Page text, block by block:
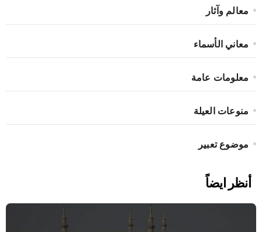
معالم وآثار
معاني الأسماء
معلومات عامة
منوعات العيلة
موضوع تعبير
أنظر ايضاً